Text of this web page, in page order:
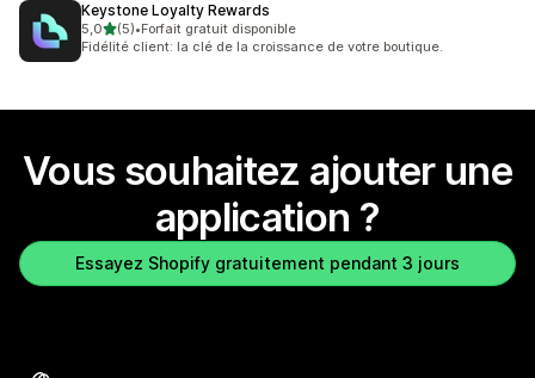
Keystone Loyalty Rewards
5,0étoile(s) sur 5
(5)
5 avis au total
•Forfait gratuit disponible
Fidélité client: la clé de la croissance de votre boutique.
Vous souhaitez ajouter une
application ?
Essayez Shopify gratuitement pendant 3 jours